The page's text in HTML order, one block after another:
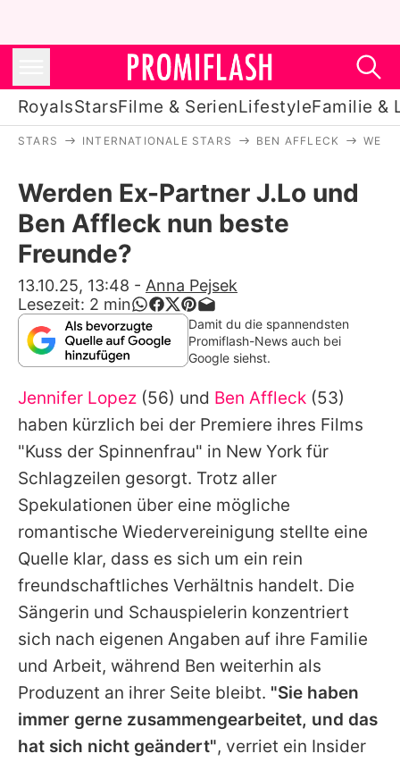
RoyalsStarsFilme & SerienLifestyleFamilie &
Stars
Filme & Serien
Lifestyle
Familie & Liebe
Promiflash Exklusiv
Alle Themen auf Promiflash
Jobs
App runterladen
Team
Redaktionelle Richtlinien
Impressum
Datenschutzerklärung
Utiq verwalten
STARS INTERNATIONALE STARS BEN AFFLECK
Werden Ex-Partner J.Lo und
Ben Affleck nun beste
Freunde?
13.10.25, 13:48 - Anna Pejsek
Lesezeit: 2 min
Damit du die spannendsten
Promiflash-News auch bei
Google siehst.
Jennifer Lopez (56) und Ben Affleck (53)
haben kürzlich bei der Premiere ihres Films
"Kuss der Spinnenfrau" in New York für
Schlagzeilen gesorgt. Trotz aller
Spekulationen über eine mögliche
romantische Wiedervereinigung stellte eine
Quelle klar, dass es sich um ein rein
freundschaftliches Verhältnis handelt. Die
Sängerin und Schauspielerin konzentriert
sich nach eigenen Angaben auf ihre Familie
und Arbeit, während Ben weiterhin als
Produzent an ihrer Seite bleibt. "Sie haben
immer gerne zusammengearbeitet, und das
hat sich nicht geändert", verriet ein Insider